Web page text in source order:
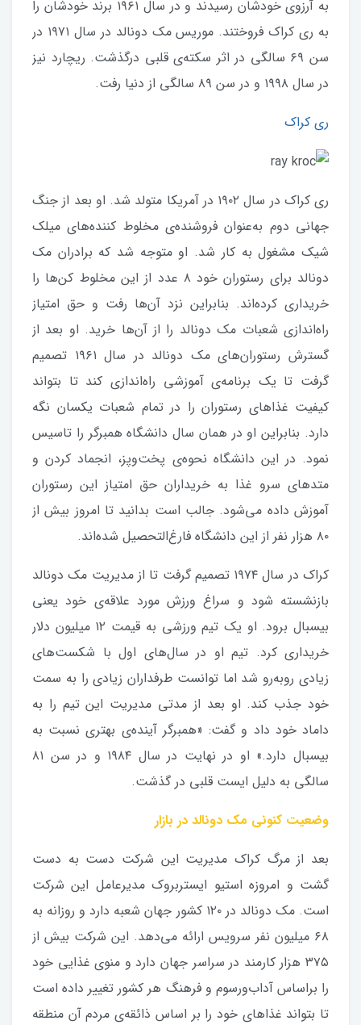
به آرزوی خودشان رسیدند و در سال ۱۹۶۱ برند خودشان را
به ری کراک فروختند. موریس مک دونالد در سال ۱۹۷۱ در
سن ۶۹ سالگی در اثر سکته‌ی قلبی درگذشت. ریچارد نیز
در سال ۱۹۹۸ و در سن ۸۹ سالگی از دنیا رفت.
ری کراک
ری کراک در سال ۱۹۰۲ در آمریکا متولد شد. او بعد از جنگ
جهانی دوم به‌عنوان فروشنده‌ی مخلوط کننده‌های میلک
شیک مشغول به کار شد. او متوجه شد که برادران مک
دونالد برای رستوران خود ۸ عدد از این مخلوط کن‌ها را
خریداری کرده‌اند. بنابراین نزد آن‌ها رفت و حق امتیاز
راه‌اندازی شعبات مک دونالد را از آن‌ها خرید. او بعد از
گسترش رستوران‌های مک دونالد در سال ۱۹۶۱ تصمیم
گرفت تا یک برنامه‌‌ی آموزشی راه‌اندازی کند تا بتواند
کیفیت غذاهای رستوران را در تمام شعبات یکسان نگه
دارد. بنابراین او در همان سال دانشگاه همبرگر را تاسیس
نمود. در این دانشگاه نحوه‌ی پخت‌و‌پز، انجماد کردن و
متدهای سرو غذا به خریداران حق امتیاز این رستوران
آموزش داده می‌شود. جالب است بدانید تا امروز بیش از
۸۰ هزار نفر از این دانشگاه فارغ‌التحصیل شده‌اند.
کراک در سال ۱۹۷۴ تصمیم گرفت تا از مدیریت مک دونالد
بازنشسته شود و سراغ ورزش مورد علاقه‌ی خود یعنی
بیسبال برود. او یک تیم ورزشی به قیمت ۱۲ میلیون دلار
خریداری کرد. تیم او در سال‌های اول با شکست‌های
زیادی روبه‌رو شد اما توانست طرفداران زیادی را به سمت
خود جذب کند. او بعد از مدتی مدیریت این تیم را به
داماد خود داد و گفت: «همبرگر آینده‌ی بهتری نسبت به
بیسبال دارد.» او در نهایت در سال ۱۹۸۴ و در سن ۸۱
سالگی به دلیل ایست قلبی در گذشت.
وضعیت کنونی مک دونالد در بازار
بعد از مرگ کراک مدیریت این شرکت دست به دست
گشت و امروزه استیو ایستربروک مدیرعامل این شرکت
است. مک دونالد در ۱۲۰ کشور جهان شعبه دارد و روزانه به
۶۸ میلیون نفر سرویس ارائه می‌دهد. این شرکت بیش از
۳۷۵ هزار کارمند در سراسر جهان دارد و منوی غذایی خود
را براساس آداب‌و‌رسوم و فرهنگ هر کشور تغییر داده است
تا بتواند غذاهای خود را بر اساس ذائقه‌ی مردم آن منطقه